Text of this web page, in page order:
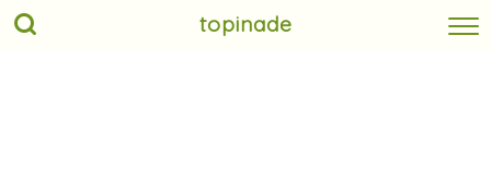
topinade